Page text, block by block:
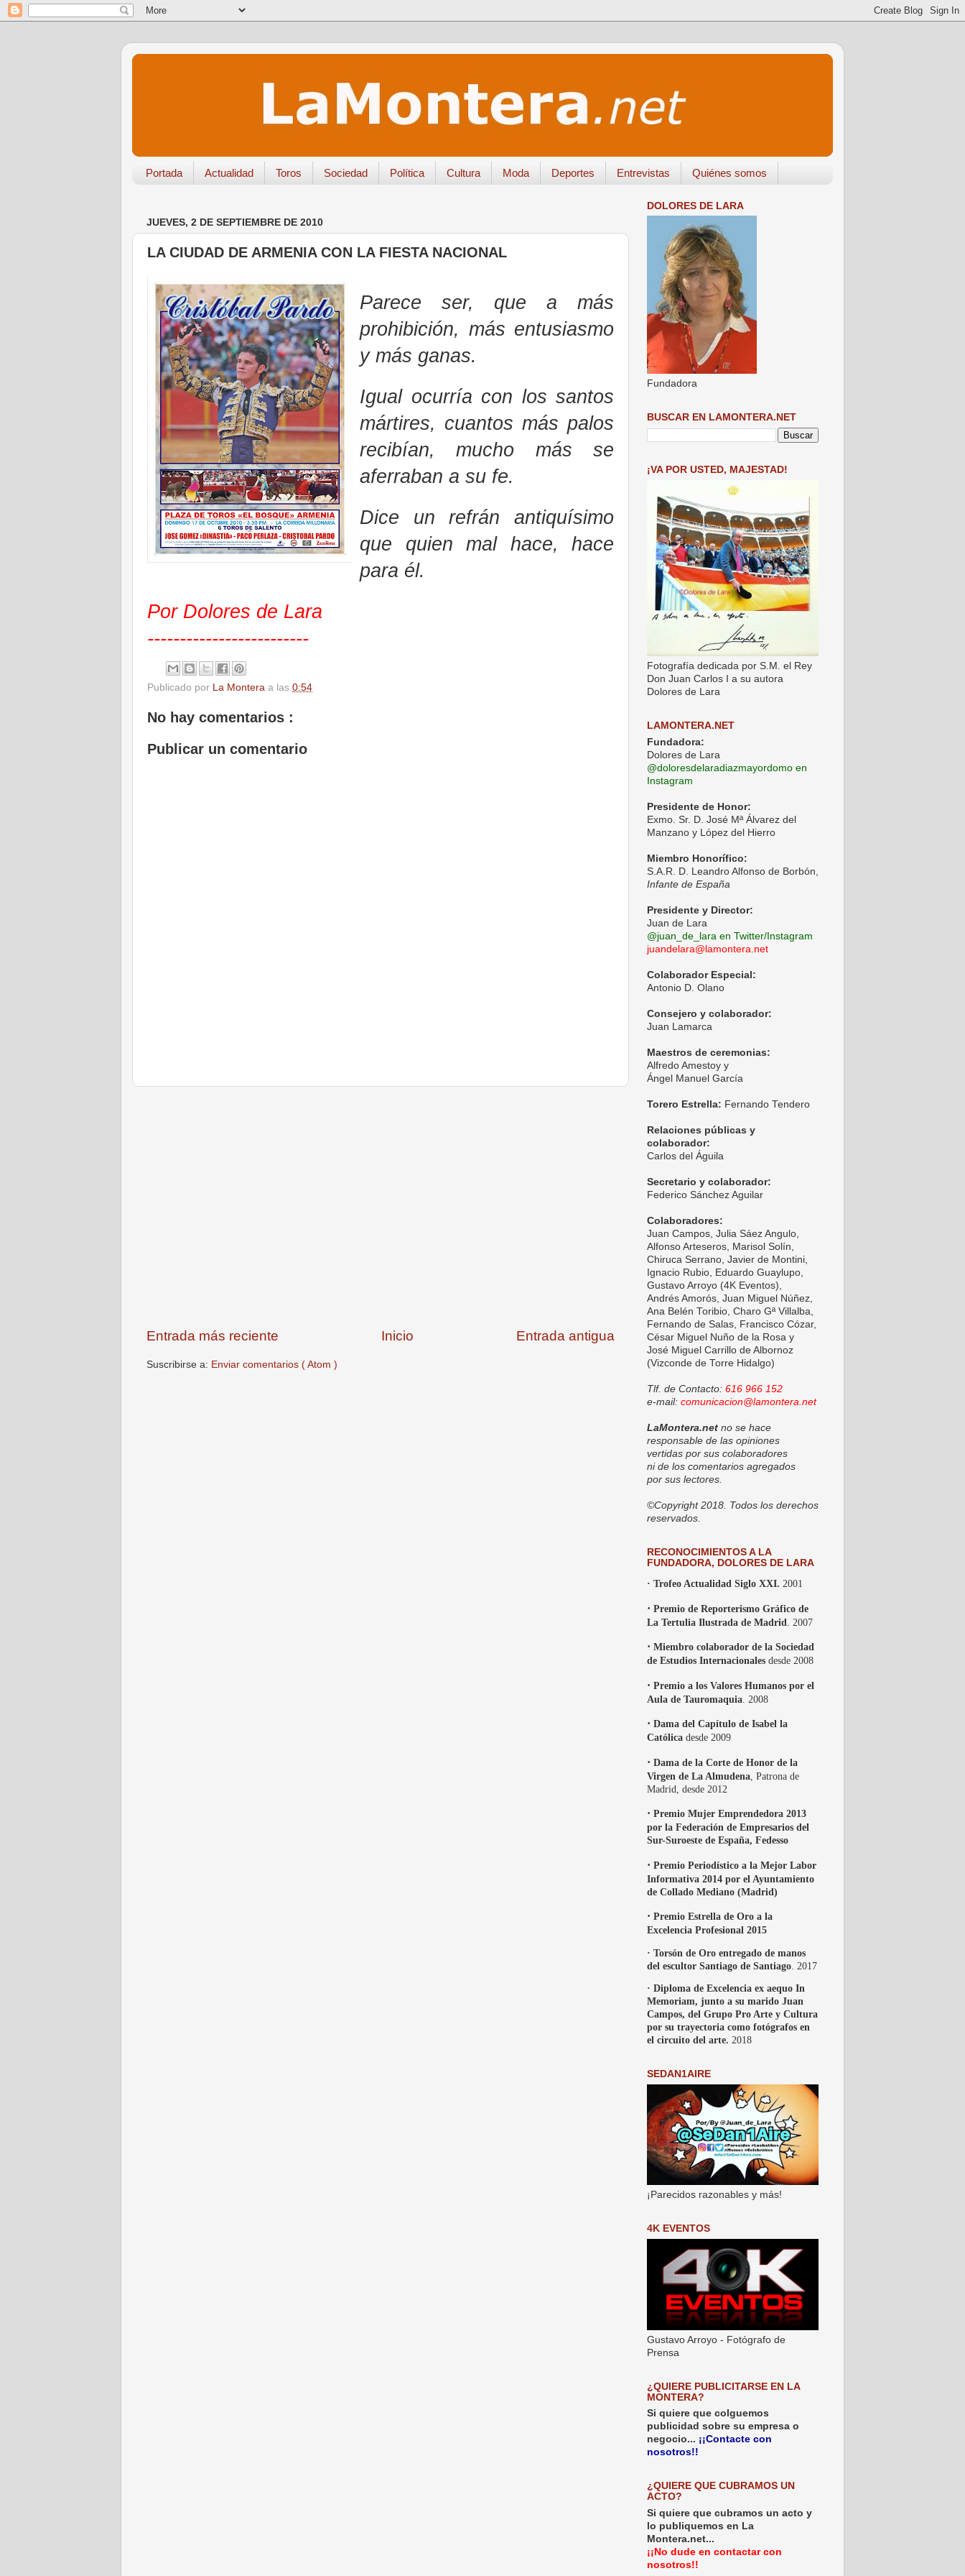
Portada Actualidad Toros Sociedad Política Cultura Moda Deportes Entrevistas Quiénes somos
JUEVES, 2 DE SEPTIEMBRE DE 2010
LA CIUDAD DE ARMENIA CON LA FIESTA NACIONAL
Parece ser, que a más
prohibición, más entusiasmo
y más ganas.
Igual ocurría con los santos
mártires, cuantos más palos
recibían, mucho más se
aferraban a su fe.
Dice un refrán antiquísimo
que quien mal hace, hace
para él.
Por Dolores de Lara
-------------------------
Publicado por La Montera a las 0:54
No hay comentarios :
Publicar un comentario
Entrada más reciente Entrada antigua
Inicio
Suscribirse a: Enviar comentarios ( Atom )
DOLORES DE LARA
Fundadora
BUSCAR EN LAMONTERA.NET
¡VA POR USTED, MAJESTAD!
Fotografía dedicada por S.M. el Rey
Don Juan Carlos I a su autora
Dolores de Lara
LAMONTERA.NET
Fundadora:
Dolores de Lara
@doloresdelaradiazmayordomo en
Instagram
Presidente de Honor:
Exmo. Sr. D. José Mª Álvarez del
Manzano y López del Hierro
Miembro Honorífico:
S.A.R. D. Leandro Alfonso de Borbón,
Infante de España
Presidente y Director:
Juan de Lara
@juan_de_lara en Twitter/Instagram
juandelara@lamontera.net
Colaborador Especial:
Antonio D. Olano
Consejero y colaborador:
Juan Lamarca
Maestros de ceremonias:
Alfredo Amestoy y
Ángel Manuel García
Torero Estrella: Fernando Tendero
Relaciones públicas y
colaborador:
Carlos del Águila
Secretario y colaborador:
Federico Sánchez Aguilar
Colaboradores:
Juan Campos, Julia Sáez Angulo,
Alfonso Arteseros, Marisol Solín,
Chiruca Serrano, Javier de Montini,
Ignacio Rubio, Eduardo Guaylupo,
Gustavo Arroyo (4K Eventos),
Andrés Amorós, Juan Miguel Núñez,
Ana Belén Toribio, Charo Gª Villalba,
Fernando de Salas, Francisco Cózar,
César Miguel Nuño de la Rosa y
José Miguel Carrillo de Albornoz
(Vizconde de Torre Hidalgo)
Tlf. de Contacto: 616 966 152
e-mail: comunicacion@lamontera.net
LaMontera.net no se hace
responsable de las opiniones
vertidas por sus colaboradores
ni de los comentarios agregados
por sus lectores.
©Copyright 2018. Todos los derechos
reservados.
RECONOCIMIENTOS A LA
FUNDADORA, DOLORES DE LARA
· Trofeo Actualidad Siglo XXI. 2001
· Premio de Reporterismo Gráfico de
La Tertulia Ilustrada de Madrid . 2007
· Miembro colaborador de la Sociedad
de Estudios Internacionales desde 2008
· Premio a los Valores Humanos por el
Aula de Tauromaquia . 2008
· Dama del Capítulo de Isabel la
Católica desde 2009
· Dama de la Corte de Honor de la
Virgen de La Almudena , Patrona de
Madrid, desde 2012
· Premio Mujer Emprendedora 2013
por la Federación de Empresarios del
Sur-Suroeste de España, Fedesso
· Premio Periodístico a la Mejor Labor
Informativa 2014 por el Ayuntamiento
de Collado Mediano (Madrid)
· Premio Estrella de Oro a la
Excelencia Profesional 2015
· Torsón de Oro entregado de manos
del escultor Santiago de Santiago . 2017
· Diploma de Excelencia ex aequo In
Memoriam, junto a su marido Juan
Campos, del Grupo Pro Arte y Cultura
por su trayectoria como fotógrafos en
el circuito del arte. 2018
SEDAN1AIRE
¡Parecidos razonables y más!
4K EVENTOS
Gustavo Arroyo - Fotógrafo de
Prensa
¿QUIERE PUBLICITARSE EN LA
MONTERA?
Si quiere que colguemos
publicidad sobre su empresa o
negocio... ¡¡Contacte con
nosotros!!
¿QUIERE QUE CUBRAMOS UN
ACTO?
Si quiere que cubramos un acto y
lo publiquemos en La
Montera.net...
¡¡No dude en contactar con
nosotros!!